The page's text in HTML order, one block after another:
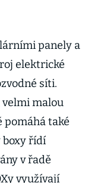
panely a
elektrické
síti.
malou
pomáhá také
boxy řídí
v řadě
využívají